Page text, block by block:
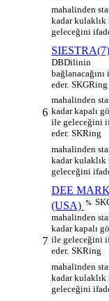
mahalinden
kadar kulaklık
geleceğini
6
SIESTRA(7)
DBDilinin
bağlanacağını
eder. SKGRing
mahalinden
kadar kapalı
ile geleceğini
eder. SKRing
mahalinden
kadar kulaklık
geleceğini
7
DEE
(USA)
%
mahalinden
kadar kapalı
ile geleceğini
eder. SKRing
mahalinden
kadar kulaklık
geleceğini